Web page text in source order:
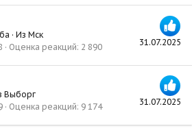
31.07.2025
· Из Мск
Оценка реакций 2 890
31.07.2025
Выборг
Оценка реакций 9 174